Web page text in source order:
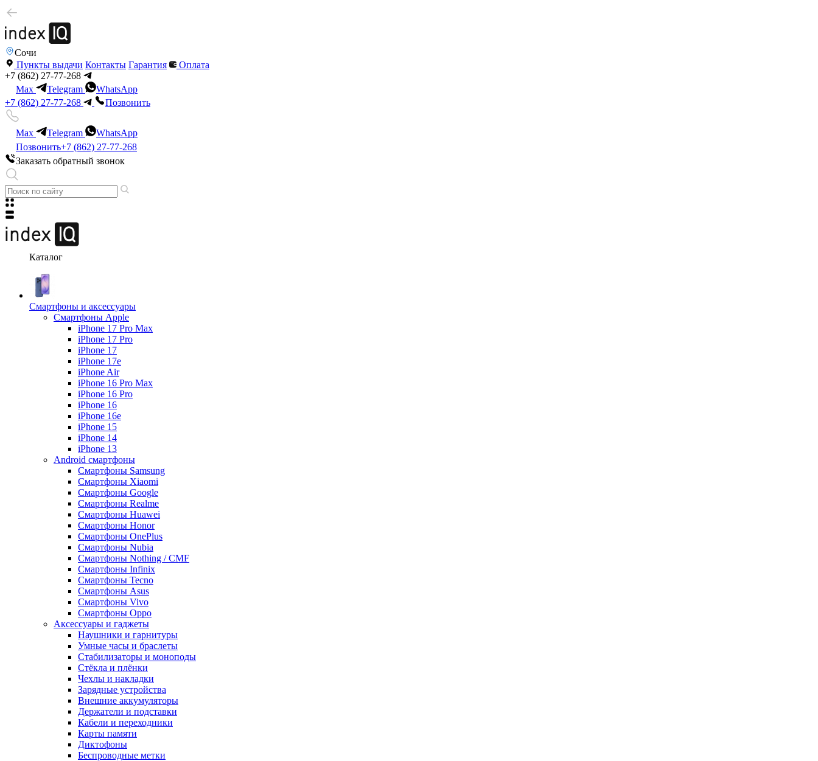
Сочи
Пункты выдачи Контакты Гарантия
Оплата
+7 (862) 27-77-268
Max
Telegram
WhatsApp
+7 (862) 27-77-268
Позвонить
Max Telegram
WhatsApp
Позвонить+7 (862) 27-77-268
Заказать обратный звонок
Каталог
Смартфоны и аксессуары
Смартфоны Apple
iPhone 17 Pro Max
iPhone 17 Pro
iPhone 17
iPhone 17e
iPhone Air
iPhone 16 Pro Max
iPhone 16 Pro
iPhone 16
iPhone 16e
iPhone 15
iPhone 14
iPhone 13
Android cмартфоны
Смартфоны Samsung
Смартфоны Xiaomi
Смартфоны Google
Смартфоны Realme
Смартфоны Huawei
Смартфоны Honor
Смартфоны OnePlus
Смартфоны Nubia
Смартфоны Nothing / CMF
Смартфоны Infinix
Смартфоны Tecno
Смартфоны Asus
Смартфоны Vivo
Смартфоны Oppo
Аксессуары и гаджеты
Наушники и гарнитуры
Умные часы и браслеты
Стабилизаторы и моноподы
Стёкла и плёнки
Чехлы и накладки
Зарядные устройства
Внешние аккумуляторы
Держатели и подставки
Кабели и переходники
Карты памяти
Диктофоны
Беспроводные метки